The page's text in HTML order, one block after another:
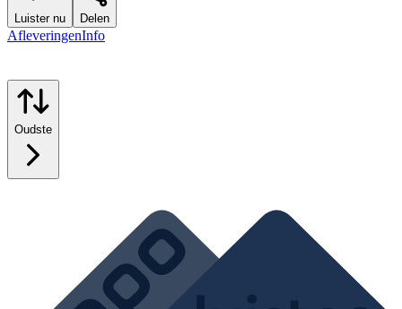
Luister nu Delen
AfleveringenInfo
Oudste